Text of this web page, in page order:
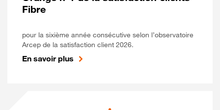
Fibre
pour la sixième année consécutive selon l’observatoire
Arcep de la satisfaction client 2026.
En savoir plus